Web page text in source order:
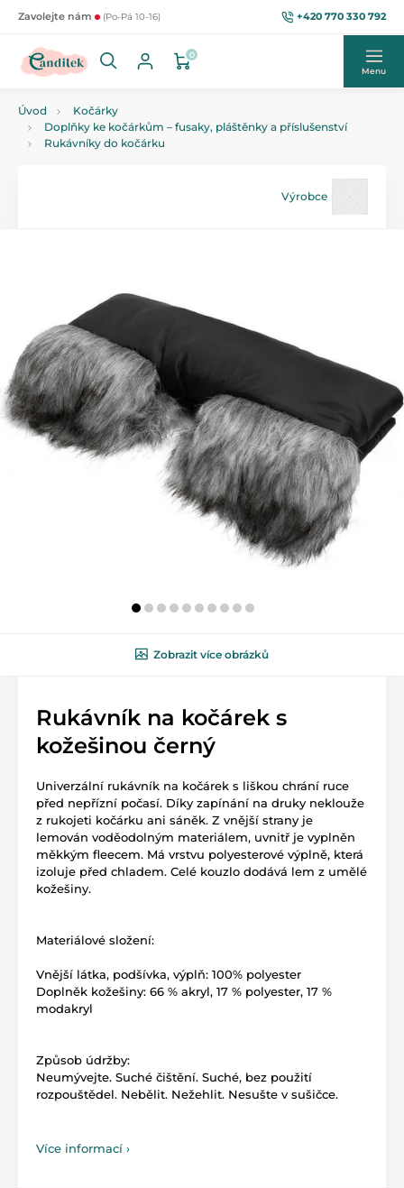
Zavolejte nám (Po-Pá 10-16) +420 770 330 792
0
Menu
Úvod
Kočárky
Doplňky ke kočárkům – fusaky, pláštěnky a příslušenství
Rukávníky do kočárku
Výrobce
Zobrazit více obrázků
Rukávník na kočárek s
kožešinou černý
Univerzální rukávník na kočárek s liškou chrání ruce
před nepřízní počasí. Díky zapínání na druky neklouže
z rukojeti kočárku ani sáněk. Z vnější strany je
lemován voděodolným materiálem, uvnitř je vyplněn
měkkým fleecem. Má vrstvu polyesterové výplně, která
izoluje před chladem. Celé kouzlo dodává lem z umělé
kožešiny.
Materiálové složení:
Vnější látka, podšívka, výplň: 100% polyester
Doplněk kožešiny: 66 % akryl, 17 % polyester, 17 %
modakryl
Způsob údržby:
Neumývejte. Suché čištění. Suché, bez použití
rozpouštědel. Nebělit. Nežehlit. Nesušte v sušičce.
Více informací ›